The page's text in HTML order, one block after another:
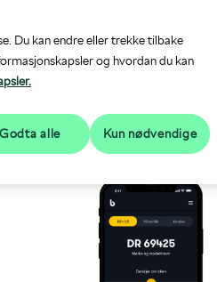
åpen - for et enklere bilhold
er både en webtjeneste og en app
Med denne tjenesten på mobilen har
Du kan endre eller trekke tilbake
og hvordan du kan
Kun nødvendige
Godta alle